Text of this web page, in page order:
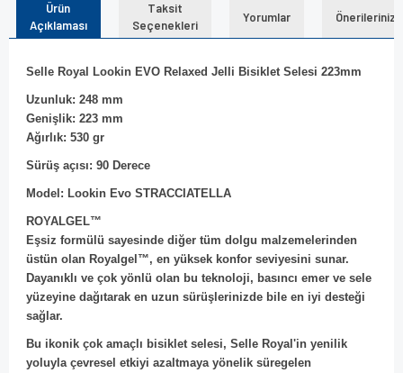
Ürün
Açıklaması
Taksit
Seçenekleri
Yorumlar Önerileriniz
Selle Royal Lookin EVO Relaxed Jelli Bisiklet Selesi 223mm
Uzunluk: 248 mm
Genişlik: 223 mm
Ağırlık: 530 gr
Sürüş açısı: 90 Derece
Model: Lookin Evo STRACCIATELLA
ROYALGEL™
Eşsiz formülü sayesinde diğer tüm dolgu malzemelerinden
üstün olan Royalgel™, en yüksek konfor seviyesini sunar.
Dayanıklı ve çok yönlü olan bu teknoloji, basıncı emer ve sele
yüzeyine dağıtarak en uzun sürüşlerinizde bile en iyi desteği
sağlar.
Bu ikonik çok amaçlı bisiklet selesi, Selle Royal'in yenilik
yoluyla çevresel etkiyi azaltmaya yönelik süregelen